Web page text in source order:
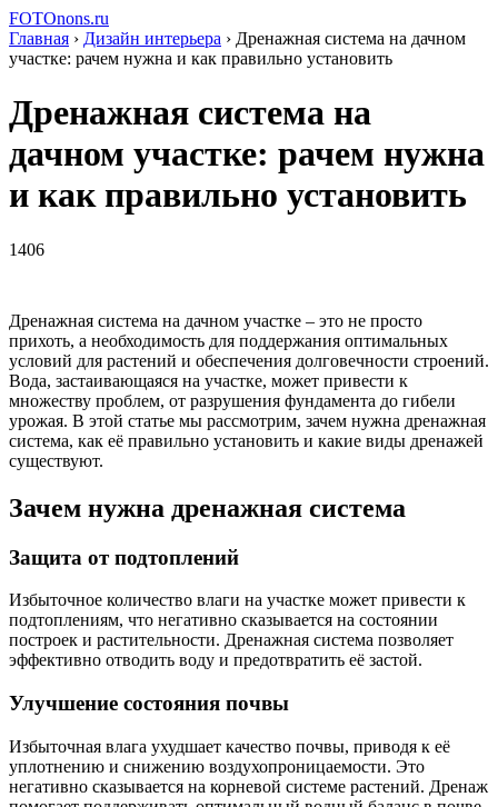
FOTOnons.ru
Главная › Дизайн интерьера › Дренажная система на дачном
участке: pачем нужна и как правильно установить
Дренажная система на
дачном участке: pачем нужна
и как правильно установить
1406
Дренажная система на дачном участке – это не просто
прихоть, а необходимость для поддержания оптимальных
условий для растений и обеспечения долговечности строений.
Вода, застаивающаяся на участке, может привести к
множеству проблем, от разрушения фундамента до гибели
урожая. В этой статье мы рассмотрим, зачем нужна дренажная
система, как её правильно установить и какие виды дренажей
существуют.
Зачем нужна дренажная система
Защита от подтоплений
Избыточное количество влаги на участке может привести к
подтоплениям, что негативно сказывается на состоянии
построек и растительности. Дренажная система позволяет
эффективно отводить воду и предотвратить её застой.
Улучшение состояния почвы
Избыточная влага ухудшает качество почвы, приводя к её
уплотнению и снижению воздухопроницаемости. Это
негативно сказывается на корневой системе растений. Дренаж